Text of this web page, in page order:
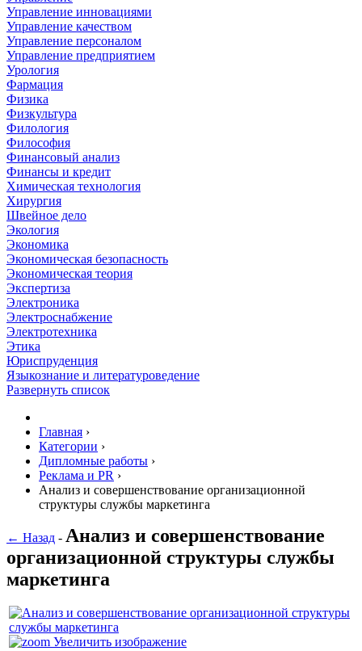
Управление инновациями
Управление качеством
Управление персоналом
Управление предприятием
Урология
Фармация
Физика
Физкультура
Филология
Философия
Финансовый анализ
Финансы и кредит
Химическая технология
Хирургия
Швейное дело
Экология
Экономика
Экономическая безопасность
Экономическая теория
Экспертиза
Электроника
Электроснабжение
Электротехника
Этика
Юриспруденция
Языкознание и литературоведение
Развернуть список
Главная ›
Категории ›
Дипломные работы ›
Реклама и PR ›
Анализ и совершенствование организационной
структуры службы маркетинга
← Назад - Анализ и совершенствование
организационной структуры службы
маркетинга
Увеличить изображение